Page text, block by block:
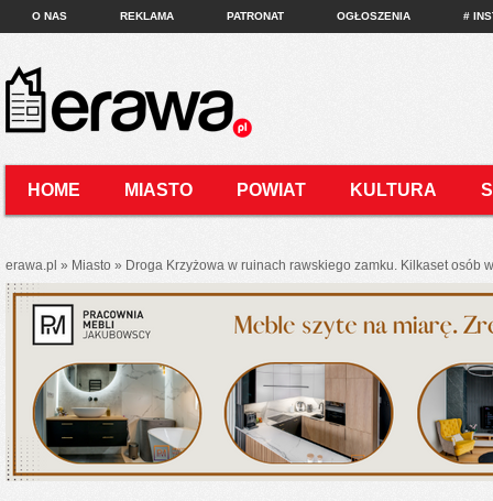
O NAS REKLAMA PATRONAT OGŁOSZENIA #
HOME MIASTO POWIAT KULTURA
erawa.pl » Miasto » Droga Krzyżowa w ruinach rawskiego zamku. Kilkaset osób